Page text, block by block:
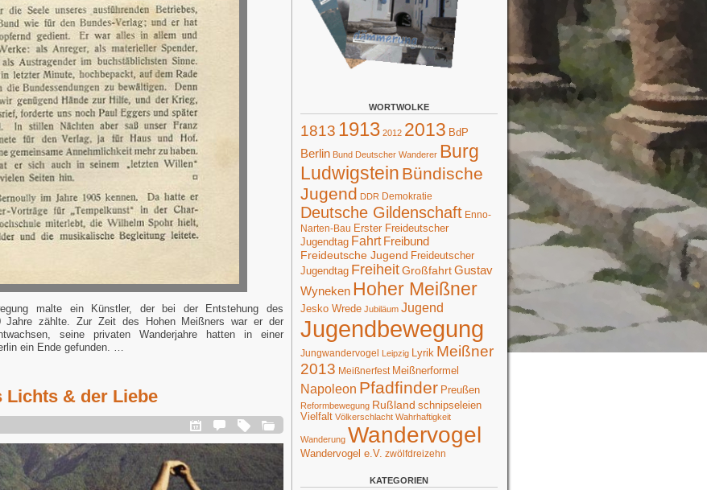
malte ein Künstler, der bei der Entstehung des
Jahre zählte. Zur Zeit des Hohen Meißners war er der
seine privaten Wanderjahre hatten in einer
ein Ende gefunden. …
Lichts & der Liebe
WORTWOLKE
1813 1913 2012 2013 BdP
Berlin Bund Deutscher Wanderer Burg
Ludwigstein Bündische
Jugend DDR Demokratie
Deutsche Gildenschaft Enno-
Narten-Bau Erster Freideutscher
Jugendtag Fahrt Freibund
Freideutsche Jugend Freideutscher
Jugendtag FreiheitGroßfahrtGustav
Wyneken Hoher Meißner
Jesko Wrede Jubiläum Jugend
Jugendbewegung
Jungwandervogel Leipzig Lyrik Meißner
2013 Meißnerfest Meißnerformel
Napoleon Pfadfinder Preußen
Reformbewegung Rußland schnipseleien
Vielfalt Völkerschlacht Wahrhaftigkeit
Wanderung Wandervogel
Wandervogel e.V. zwölfdreizehn
KATEGORIEN